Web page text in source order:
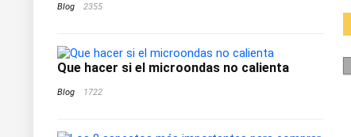
Blog 2355
Que hacer si el microondas no calienta
Blog 1722